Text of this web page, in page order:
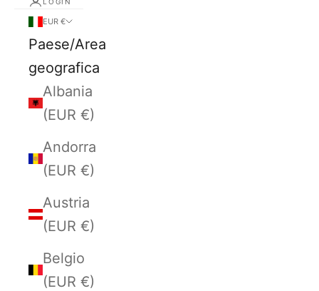
EUR €
Paese/Area
geografica
Albania
(EUR €)
Andorra
(EUR €)
Austria
(EUR €)
Belgio
(EUR €)